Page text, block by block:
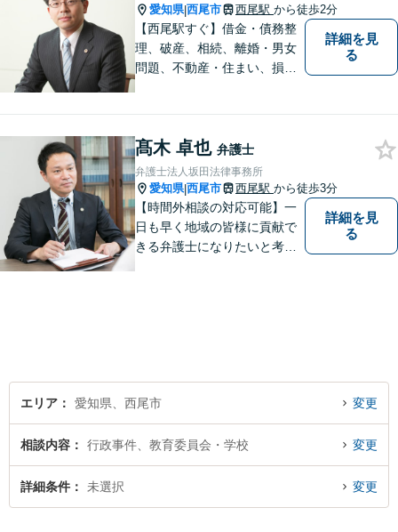
愛知県|西尾市 西尾駅 から徒歩2分
【西尾駅すぐ】借金・債務整
理、破産、相続、離婚・男女
問題、不動産・住まい、損害
詳細を見
る
髙木 卓也 弁護士
弁護士法人坂田法律事務所
愛知県|西尾市 西尾駅 から徒歩3分
【時間外相談の対応可能】一
日も早く地域の皆様に貢献で
きる弁護士になりたいと考え
詳細を見
る
エリア 愛知県、西尾市 変更
相談内容 行政事件、教育委員会・学校 変更
詳細条件 未選択 変更